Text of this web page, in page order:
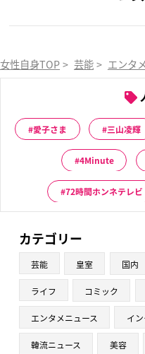
女性自身TOP > 芸能 > エンタ
愛子さま 三山凌輝
4Minute
72時間ホンネテレビ
カテゴリー
芸能 皇室 国内
ライフ コミック
エンタメニュース イ
韓流ニュース 美容